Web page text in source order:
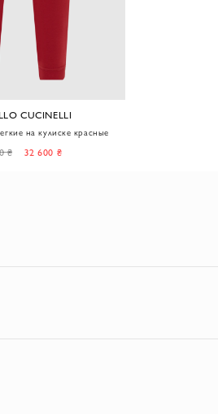
CUCINELLI
на кулиске красные
₴ 32 600 ₴